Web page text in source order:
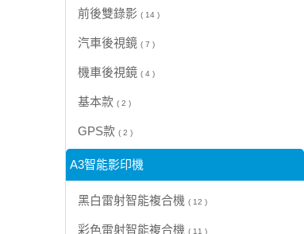
前後雙錄影 ( 14 )
汽車後視鏡 ( 7 )
機車後視鏡 ( 4 )
基本款 ( 2 )
GPS款 ( 2 )
A3智能影印機
黑白雷射智能複合機 ( 12 )
彩色雷射智能複合機 ( 11 )